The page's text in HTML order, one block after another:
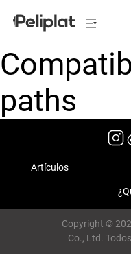
paths
Artículos
Copyright ©
Co., Ltd.